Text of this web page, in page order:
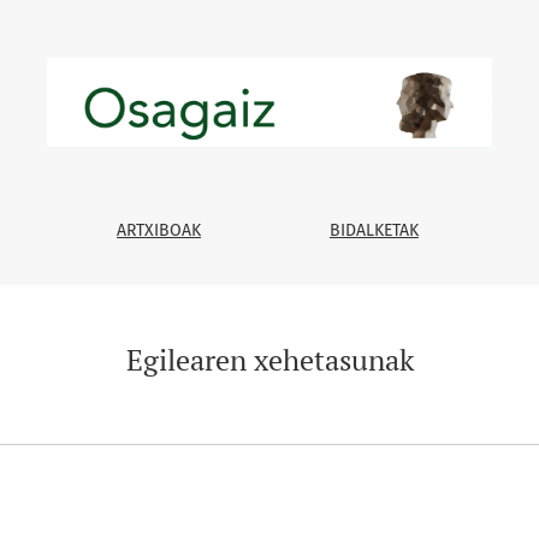
ARTXIBOAK BIDALKETAK
Egilearen xehetasunak